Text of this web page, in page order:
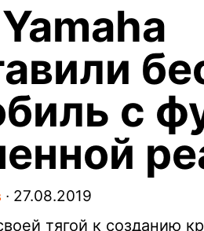
с
∙ 27.08.2019
тягой к созданию